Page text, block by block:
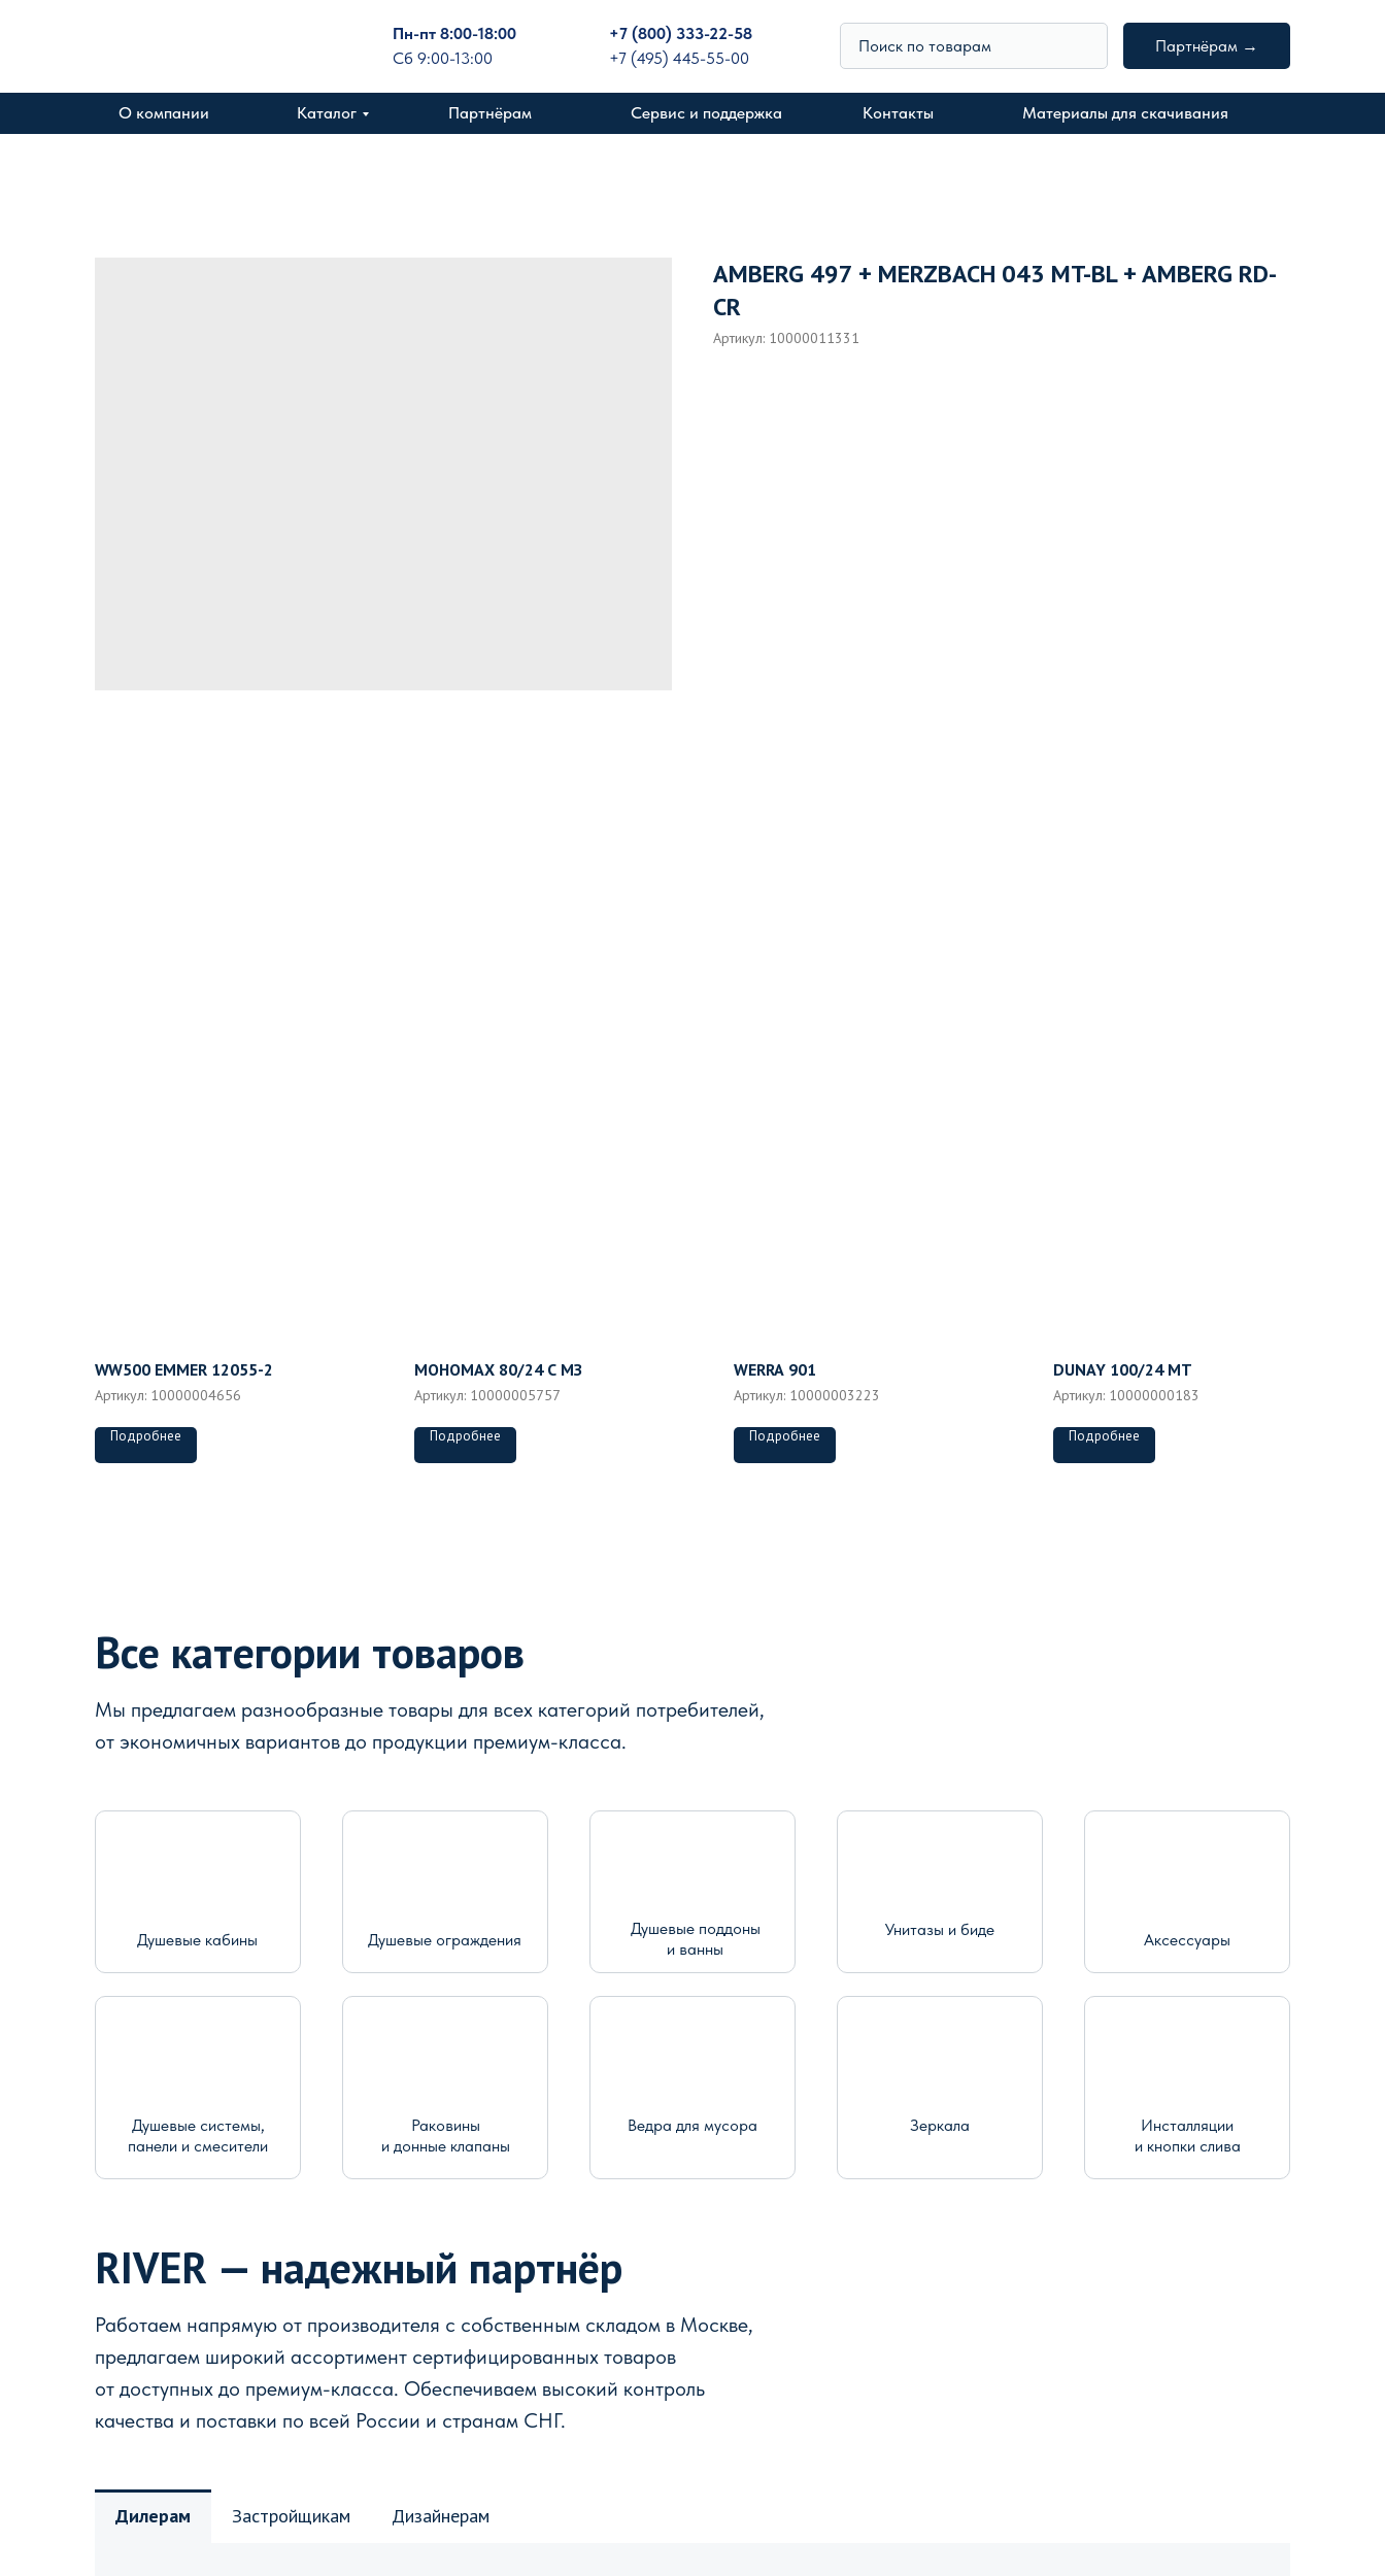
Партнёрам →
О компании Материалы для скачивания
Каталог Партнёрам Сервис и поддержка Контакты
Пн-пт 8:00-18:00
Сб 9:00-13:00
+7 (800) 333-22-58
+7 (495) 445-55-00
Поиск по товарам
AMBERG 497 + MERZBACH 043 MT-BL + AMBERG RD-
CR
Артикул: 10000011331
WW500 EMMER 12055-2
Артикул: 10000004656
Подробнее
МОНОМАХ 80/24 С МЗ
Артикул: 10000005757
Подробнее
WERRA 901
Артикул: 10000003223
Подробнее
DUNAY 100/24 MT
Артикул: 10000000183
Подробнее
Все категории товаров
Мы предлагаем разнообразные товары для всех категорий потребителей,
от экономичных вариантов до продукции премиум-класса.
Душевые системы,
панели и смесители
Ведра для мусора
Душевые кабины
Зеркала
Душевые ограждения
Раковины
и донные клапаны
Аксессуары
Инсталляции
и кнопки слива
Унитазы и биде
Душевые поддоны
и ванны
RIVER — надежный партнёр
Работаем напрямую от производителя с собственным складом в Москве,
предлагаем широкий ассортимент сертифицированных товаров
от доступных до премиум-класса. Обеспечиваем высокий контроль
качества и поставки по всей России и странам СНГ.
Дилерам Застройщикам Дизайнерам